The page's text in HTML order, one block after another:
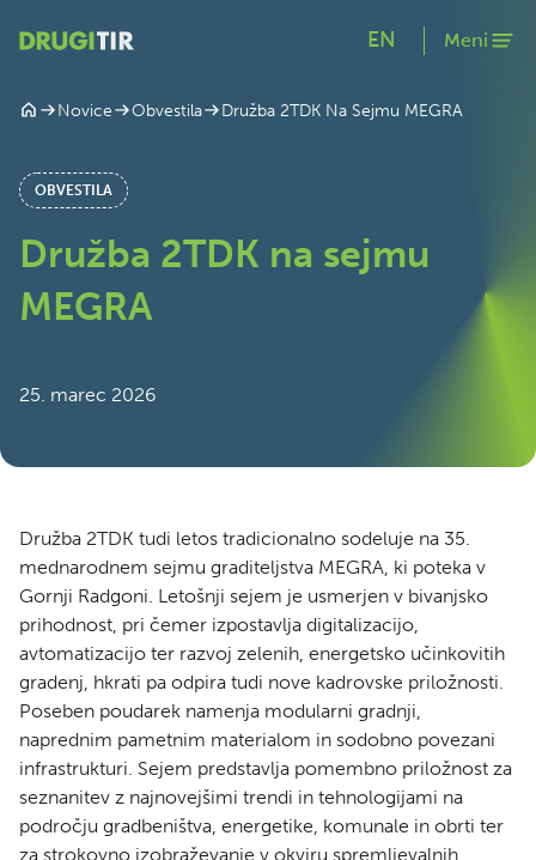
EN Meni
Novice Obvestila Družba 2TDK Na Sejmu MEGRA
OBVESTILA
Družba 2TDK na sejmu
MEGRA
25. marec 2026
Družba 2TDK tudi letos tradicionalno sodeluje na 35.
mednarodnem sejmu graditeljstva MEGRA, ki poteka v
Gornji Radgoni. Letošnji sejem je usmerjen v bivanjsko
prihodnost, pri čemer izpostavlja digitalizacijo,
avtomatizacijo ter razvoj zelenih, energetsko učinkovitih
gradenj, hkrati pa odpira tudi nove kadrovske priložnosti.
Poseben poudarek namenja modularni gradnji,
naprednim pametnim materialom in sodobno povezani
infrastrukturi. Sejem predstavlja pomembno priložnost za
seznanitev z najnovejšimi trendi in tehnologijami na
področju gradbeništva, energetike, komunale in obrti ter
za strokovno izobraževanje v okviru spremljevalnih